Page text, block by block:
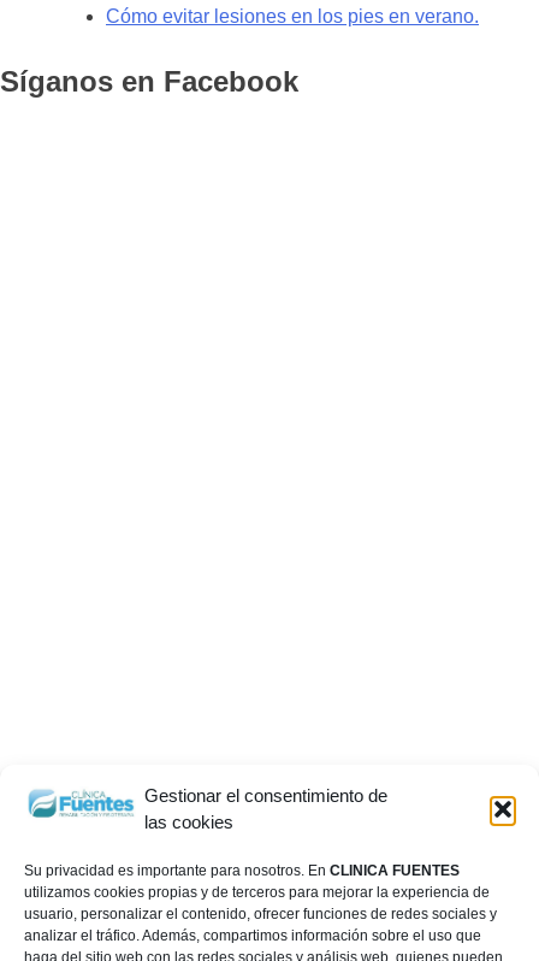
Gestionar el consentimiento de
las cookies
Su privacidad es importante para nosotros. En CLINICA FUENTES
utilizamos cookies propias y de terceros para mejorar la experiencia de
usuario, personalizar el contenido, ofrecer funciones de redes sociales y
analizar el tráfico. Además, compartimos información sobre el uso que
haga del sitio web con las redes sociales y análisis web, quienes pueden
Cómo evitar lesiones en los pies en verano.
Síganos en Facebook